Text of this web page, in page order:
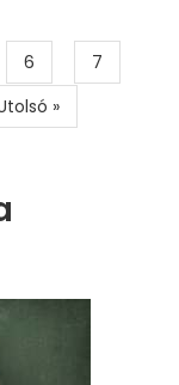
Page
6 Page
7
»